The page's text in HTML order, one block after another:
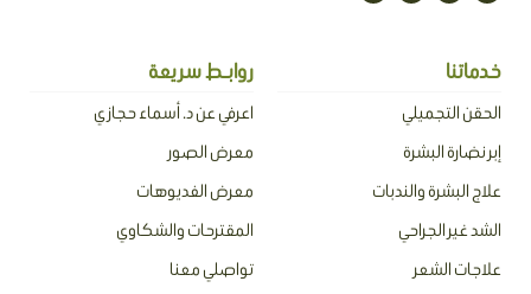
s
a
a
a
t
k
c
خدماتنا
الحقن التجميلي
إبر نضارة البشرة
علاج البشرة والندبات
الشد غير الجراحي
علاجات الشعر
روابـط سريعة
اعرفي عن د. أسماء حجازي
معرض الصور
معرض الفديوهات
المقترحات والشكاوي
تواصلي معنا